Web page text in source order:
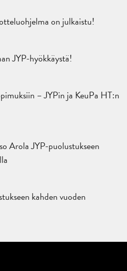
on julkaistu!
JYP-hyökkäystä!
– JYPin ja KeuPa HT:n
Arola JYP-puolustukseen
kahden vuoden